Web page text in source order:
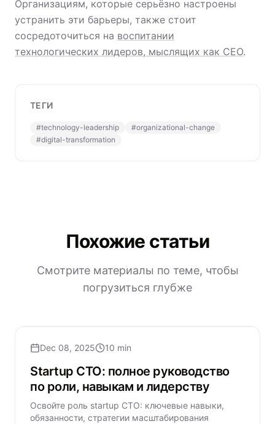
Организациям, которые серьёзно настроены
устранить эти барьеры, также стоит
сосредоточиться на воспитании
технологических лидеров, мыслящих как CEO.
ТЕГИ
#technology-leadership #organizational-change
#digital-transformation
Похожие статьи
Смотрите материалы по теме, чтобы
погрузиться глубже
Dec 08, 2025 10 min
Startup CTO: полное руководство
по роли, навыкам и лидерству
Освойте роль startup CTO: ключевые навыки,
обязанности, стратегии масштабирования